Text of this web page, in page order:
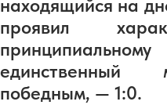
находящийся на
проявил
единственный
победным, — 1:0.